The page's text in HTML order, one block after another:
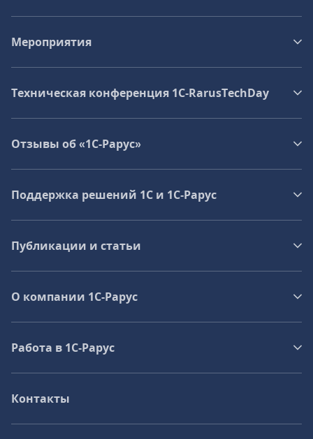
Мероприятия
Техническая конференция 1C‑RarusTechDay
Отзывы об «1С-Рарус»
Поддержка решений 1С и 1С‑Рарус
Публикации и статьи
О компании 1C-Рарус
Работа в 1С‑Рарус
Контакты